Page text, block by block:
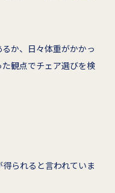
か、日々体重がかかっ
観点でチェア選びを検
られると言われていま